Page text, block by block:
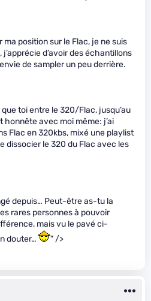
position sur le Flac, je ne suis
d’avoir des échantillons
de sampler un peu derrière.
toi entre le 320/Flac, jusqu’au
honnête avec moi même: j’ai
Flac en 320kbs, mixé une playlist
dissocier le 320 du Flac avec les
depuis… Peut-être as-tu la
rares personnes à pouvoir
mais vu le pavé ci-
douter…
" />